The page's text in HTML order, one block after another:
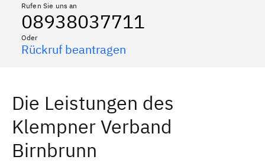
Rufen Sie uns an
08938037711
Oder
Rückruf beantragen
Die Leistungen des
Klempner Verband
Birnbrunn